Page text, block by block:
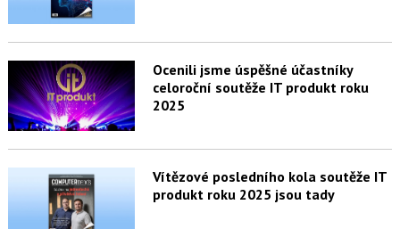
Ocenili jsme úspěšné účastníky
celoroční soutěže IT produkt roku
2025
Vítězové posledního kola soutěže IT
produkt roku 2025 jsou tady